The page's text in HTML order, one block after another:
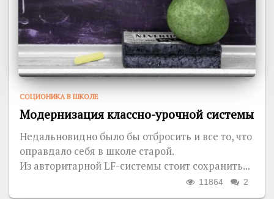
СОЦИОНИКА В ШКОЛЕ
Модернизация классно-урочной системы
Недальновидно было бы отбросить и все то, что
оправдало себя в школе старой.
Из авторитарной LF-системы стоит сохранить...
2
11864